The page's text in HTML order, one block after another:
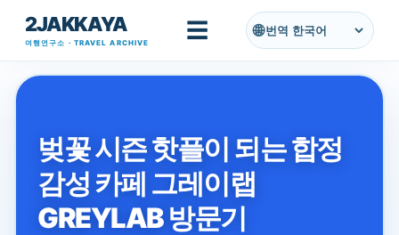
기본 콘텐츠로 건너뛰기
2JAKKAYA
여행연구소 · TRAVEL ARCHIVE ☰ 번역
벚꽃 시즌 핫플이 되는 합정
감성 카페 그레이랩
GREYLAB 방문기